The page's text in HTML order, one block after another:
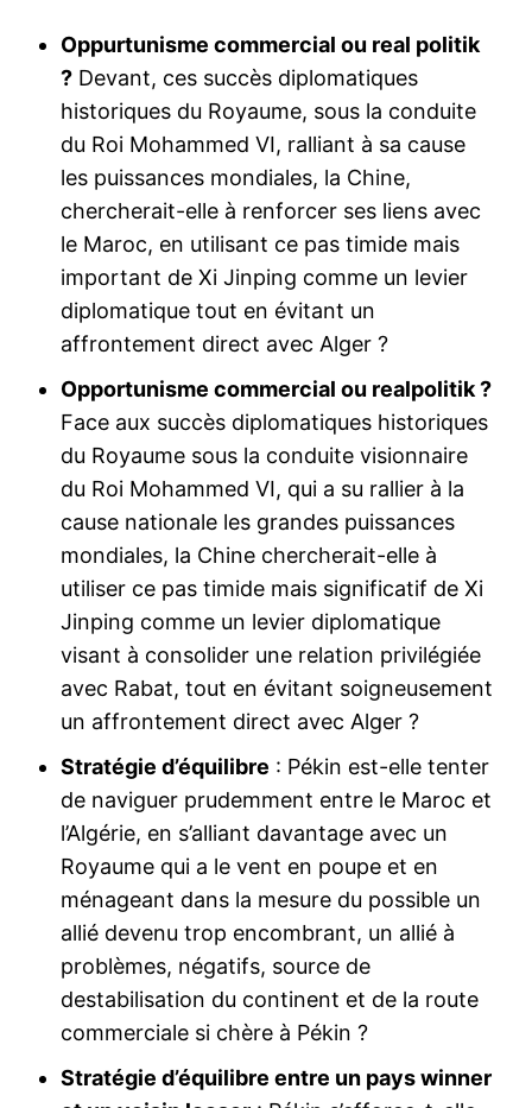
Oppurtunisme commercial ou real politik
? Devant, ces succès diplomatiques
historiques du Royaume, sous la conduite
du Roi Mohammed VI, ralliant à sa cause
les puissances mondiales, la Chine,
chercherait-elle à renforcer ses liens avec
le Maroc, en utilisant ce pas timide mais
important de Xi Jinping comme un levier
diplomatique tout en évitant un
affrontement direct avec Alger ?
Opportunisme commercial ou realpolitik ?
Face aux succès diplomatiques historiques
du Royaume sous la conduite visionnaire
du Roi Mohammed VI, qui a su rallier à la
cause nationale les grandes puissances
mondiales, la Chine chercherait-elle à
utiliser ce pas timide mais significatif de Xi
Jinping comme un levier diplomatique
visant à consolider une relation privilégiée
avec Rabat, tout en évitant soigneusement
un affrontement direct avec Alger ?
Stratégie d’équilibre : Pékin est-elle tenter
de naviguer prudemment entre le Maroc et
l’Algérie, en s’alliant davantage avec un
Royaume qui a le vent en poupe et en
ménageant dans la mesure du possible un
allié devenu trop encombrant, un allié à
problèmes, négatifs, source de
destabilisation du continent et de la route
commerciale si chère à Pékin ?
Stratégie d’équilibre entre un pays winner